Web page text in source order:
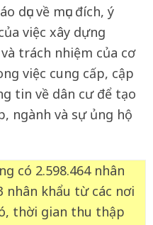
dục về mục đích, ý
việc xây dựng
và trách nhiệm của cơ
việc cung cấp, cập
tin về dân cư để tạo
ngành và sự ủng hộ
có 2.598.464 nhân
nhân khẩu từ các nơi
thời gian thu thập